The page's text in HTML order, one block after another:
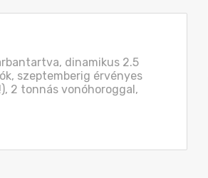
dinamikus 2.5
szeptemberig érvényes
2 tonnás vonóhoroggal,